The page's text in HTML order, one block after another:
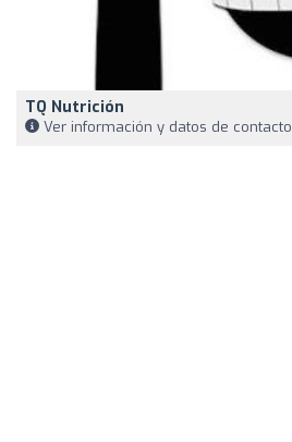
TQ Nutrición
Ver información y datos de contacto